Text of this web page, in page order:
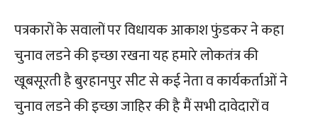
पत्रकारों के सवालों पर विधायक आकाश फुंडकर ने कहा
चुनाव लडने की इच्छा रखना यह हमारे लोकतंत्र की
खूबसूरती है बुरहानपुर सीट से कई नेता व कार्यकर्ताओं ने
चुनाव लडने की इच्छा जाहिर की है मैं सभी दावेदारों व